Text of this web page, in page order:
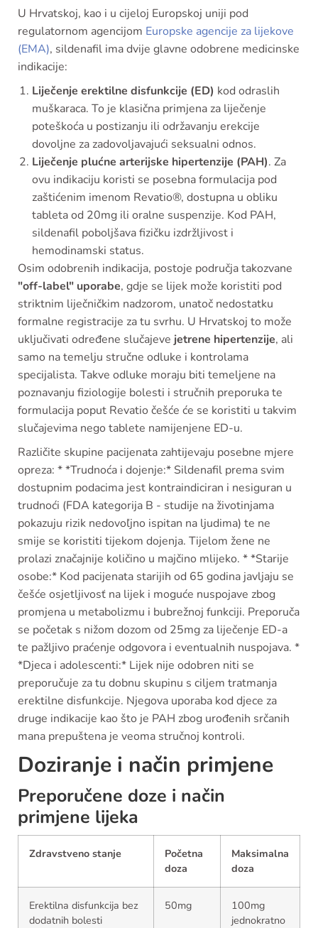
U Hrvatskoj, kao i u cijeloj Europskoj uniji pod
regulatornom agencijom Europske agencije za lijekove
(EMA), sildenafil ima dvije glavne odobrene medicinske
indikacije:
Liječenje erektilne disfunkcije (ED) kod odraslih
muškaraca. To je klasična primjena za liječenje
poteškoća u postizanju ili održavanju erekcije
dovoljne za zadovoljavajući seksualni odnos.
Liječenje plućne arterijske hipertenzije (PAH). Za
ovu indikaciju koristi se posebna formulacija pod
zaštićenim imenom Revatio®, dostupna u obliku
tableta od 20mg ili oralne suspenzije. Kod PAH,
sildenafil poboljšava fizičku izdržljivost i
hemodinamski status.
Osim odobrenih indikacija, postoje područja takozvane
"off-label" uporabe, gdje se lijek može koristiti pod
striktnim liječničkim nadzorom, unatoč nedostatku
formalne registracije za tu svrhu. U Hrvatskoj to može
uključivati određene slučajeve jetrene hipertenzije, ali
samo na temelju stručne odluke i kontrolama
specijalista. Takve odluke moraju biti temeljene na
poznavanju fiziologije bolesti i stručnih preporuka te
formulacija poput Revatio češće će se koristiti u takvim
slučajevima nego tablete namijenjene ED-u.
Različite skupine pacijenata zahtijevaju posebne mjere
opreza: * *Trudnoća i dojenje:* Sildenafil prema svim
dostupnim podacima jest kontraindiciran i nesiguran u
trudnoći (FDA kategorija B - studije na životinjama
pokazuju rizik nedovoľjno ispitan na ljudima) te ne
smije se koristiti tijekom dojenja. Tijelom žene ne
prolazi značajnije količino u majčino mlijeko. * *Starije
osobe:* Kod pacijenata starijih od 65 godina javljaju se
češće osjetljivosť na lijek i moguće nuspojave zbog
promjena u metabolizmu i bubrežnoj funkciji. Preporuča
se početak s nižom dozom od 25mg za liječenje ED-a
te pažljivo praćenje odgovora i eventualnih nuspojava. *
*Djeca i adolescenti:* Lijek nije odobren niti se
preporučuje za tu dobnu skupinu s ciljem tratmanja
erektilne disfunkcije. Njegova uporaba kod djece za
druge indikacije kao što je PAH zbog urođenih srčanih
mana prepuštena je veoma stručnoj kontroli.
Doziranje i način primjene
Preporučene doze i način
primjene lijeka
Zdravstveno stanje
Početna
doza
Maksimalna
doza
Erektilna disfunkcija bez
dodatnih bolesti
50mg
100mg
jednokratno